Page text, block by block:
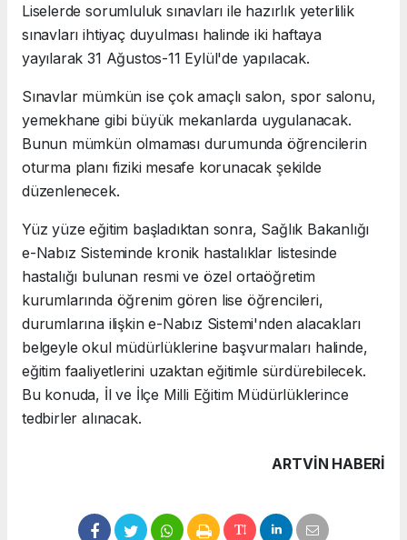
Liselerde sorumluluk sınavları ile hazırlık yeterlilik
sınavları ihtiyaç duyulması halinde iki haftaya
yayılarak 31 Ağustos-11 Eylül'de yapılacak.
Sınavlar mümkün ise çok amaçlı salon, spor salonu,
yemekhane gibi büyük mekanlarda uygulanacak.
Bunun mümkün olmaması durumunda öğrencilerin
oturma planı fiziki mesafe korunacak şekilde
düzenlenecek.
Yüz yüze eğitim başladıktan sonra, Sağlık Bakanlığı
e-Nabız Sisteminde kronik hastalıklar listesinde
hastalığı bulunan resmi ve özel ortaöğretim
kurumlarında öğrenim gören lise öğrencileri,
durumlarına ilişkin e-Nabız Sistemi'nden alacakları
belgeyle okul müdürlüklerine başvurmaları halinde,
eğitim faaliyetlerini uzaktan eğitimle sürdürebilecek.
Bu konuda, İl ve İlçe Milli Eğitim Müdürlüklerince
tedbirler alınacak.
ARTVIN HABERİ